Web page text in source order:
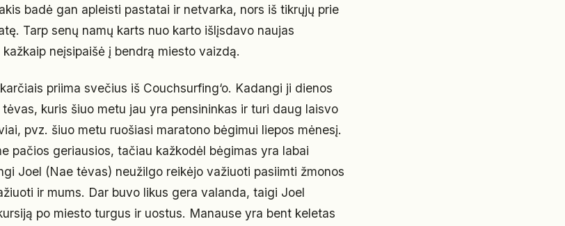
badė gan apleisti pastatai ir netvarka, nors iš tikrųjų prie
Tarp senų namų karts nuo karto išlįsdavo naujas
neįsipaišė į bendrą miesto vaizdą.
priima svečius iš Couchsurfing‘o. Kadangi ji dienos
kuris šiuo metu jau yra pensininkas ir turi daug laisvo
pvz. šiuo metu ruošiasi maratono bėgimui liepos mėnesį.
pačios geriausios, tačiau kažkodėl bėgimas yra labai
Joel (Nae tėvas) neužilgo reikėjo važiuoti pasiimti žmonos
ir mums. Dar buvo likus gera valanda, taigi Joel
po miesto turgus ir uostus. Manause yra bent keletas